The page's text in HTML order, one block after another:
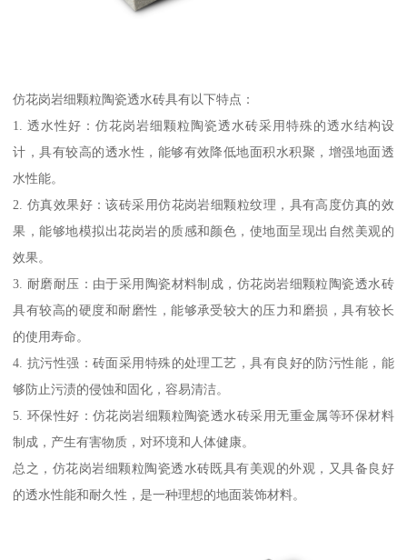
仿花岗岩细颗粒陶瓷透水砖具有以下特点：
1. 透水性好：仿花岗岩细颗粒陶瓷透水砖采用特殊的透水结构设
计，具有较高的透水性，能够有效降低地面积水积聚，增强地面透
水性能。
2. 仿真效果好：该砖采用仿花岗岩细颗粒纹理，具有高度仿真的效
果，能够地模拟出花岗岩的质感和颜色，使地面呈现出自然美观的
效果。
3. 耐磨耐压：由于采用陶瓷材料制成，仿花岗岩细颗粒陶瓷透水砖
具有较高的硬度和耐磨性，能够承受较大的压力和磨损，具有较长
的使用寿命。
4. 抗污性强：砖面采用特殊的处理工艺，具有良好的防污性能，能
够防止污渍的侵蚀和固化，容易清洁。
5. 环保性好：仿花岗岩细颗粒陶瓷透水砖采用无重金属等环保材料
制成，产生有害物质，对环境和人体健康。
总之，仿花岗岩细颗粒陶瓷透水砖既具有美观的外观，又具备良好
的透水性能和耐久性，是一种理想的地面装饰材料。